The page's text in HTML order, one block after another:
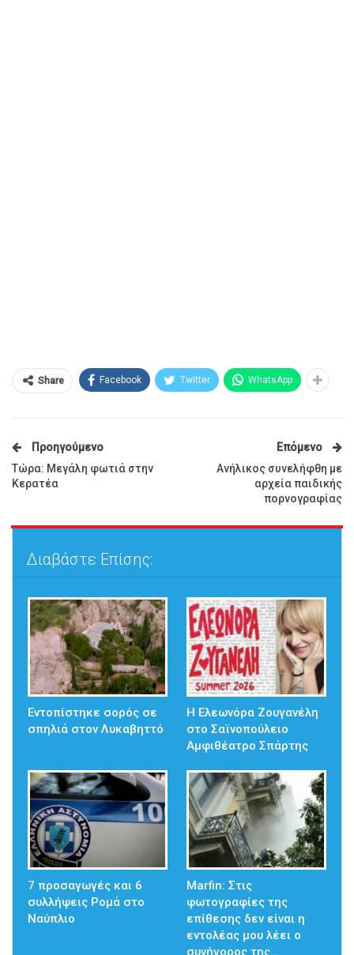
Share Facebook Twitter WhatsApp
Προηγούμενο
Τώρα: Μεγάλη φωτιά στην
Κερατέα
Επόμενο
Ανήλικος συνελήφθη με
αρχεία παιδικής
πορνογραφίας
Διαβάστε Επίσης:
Εντοπίστηκε σορός σε
σπηλιά στον Λυκαβηττό
Η Ελεωνόρα Ζουγανέλη
στο Σαϊνοπούλειο
Αμφιθέατρο Σπάρτης
7 προσαγωγές και 6
συλλήψεις Ρομά στο
Ναύπλιο
Marfin: Στις
φωτογραφίες της
επίθεσης δεν είναι η
εντολέας μου λέει ο
συνήγορος της…